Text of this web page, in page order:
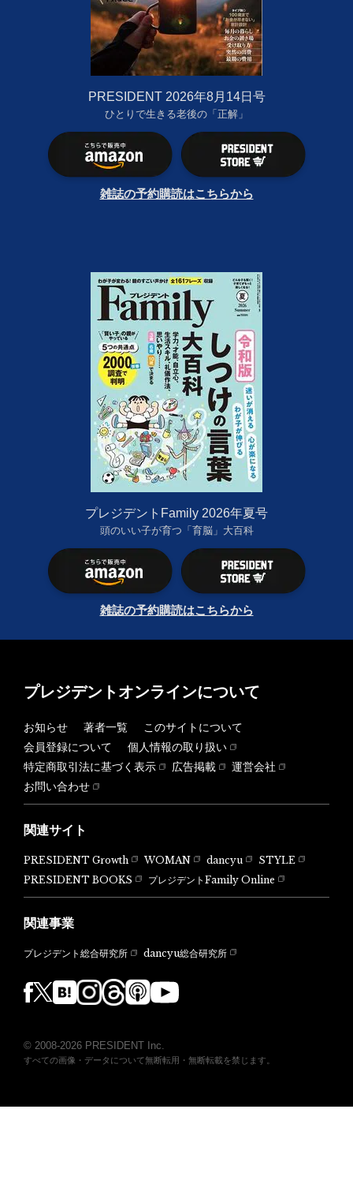
PRESIDENT 2026年8月14日号
ひとりで生きる老後の「正解」
雑誌の予約購読はこちらから
プレジデントFamily 2026年夏号
頭のいい子が育つ「育脳」大百科
雑誌の予約購読はこちらから
プレジデントオンラインについて
お知らせ 著者一覧
このサイトについて
会員登録について
個人情報の取り扱い
特定商取引法に基づく表示
広告掲載
運営会社
お問い合わせ
関連サイト
PRESIDENT Growth WOMAN dancyu
STYLE
PRESIDENT BOOKS
プレジデントFamily Online
関連事業
プレジデント総合研究所 dancyu総合研究所
© 2008-2026 PRESIDENT Inc.
すべての画像・データについて無断転用・無断転載を禁じます。